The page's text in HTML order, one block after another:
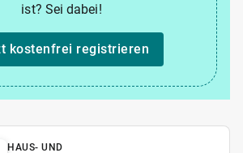
ist? Sei dabei!
kostenfrei registrieren
HAUS- UND